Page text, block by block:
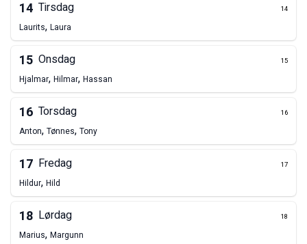
14 Tirsdag 14
Laurits, Laura
15 Onsdag 15
Hjalmar, Hilmar, Hassan
16 Torsdag 16
Anton, Tønnes, Tony
17 Fredag 17
Hildur, Hild
18 Lørdag 18
Marius, Margunn